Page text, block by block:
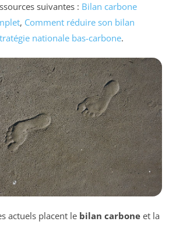
suivantes : Bilan carbone
, Comment réduire son bilan
nationale bas-carbone.
actuels placent le bilan carbone et la